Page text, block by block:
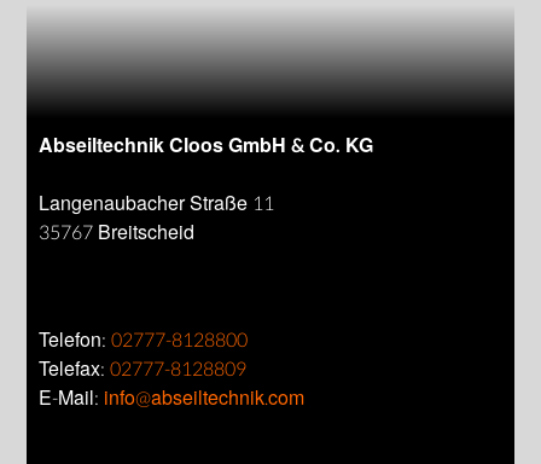
Abseiltechnik Cloos GmbH & Co. KG
Langenaubacher Straße 11
35767 Breitscheid
Telefon:02777-8128800
Telefax:02777-8128809
E-Mail: info@abseiltechnik.com